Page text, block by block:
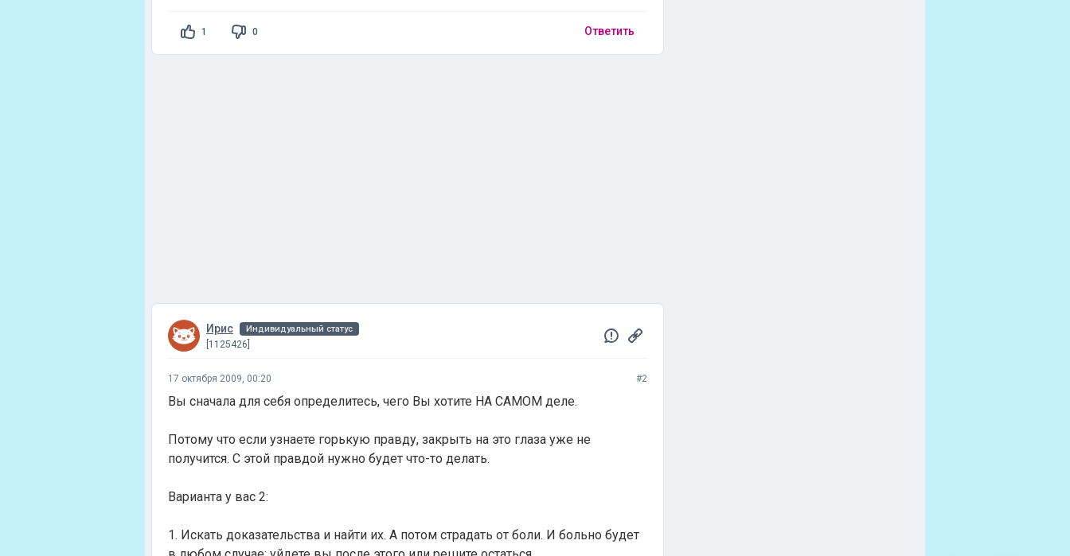
1 0 Ответить
Ирис Индивидуальный статус
[1125426]
17 октября 2009, 00:20 #2
Вы сначала для себя определитесь, чего Вы хотите НА САМОМ деле.
Потому что если узнаете горькую правду, закрыть на это глаза уже не
получится. С этой правдой нужно будет что-то делать.
Варианта у вас 2:
1. Искать доказательства и найти их. А потом страдать от боли. И больно будет